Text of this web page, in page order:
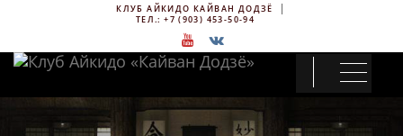
КЛУБ АЙКИДО КАЙВАН ДОДЗЁ
ТЕЛ.:+7 (903) 453-50-94